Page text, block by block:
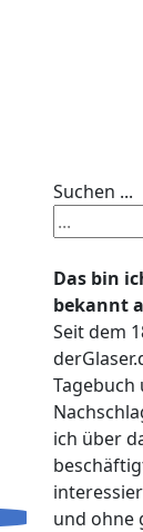
Suchen ...
Das bin
bekannt
Seit dem
Tagebuch
ich über
und ohne